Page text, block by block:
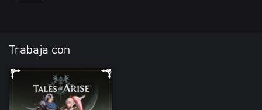
triple Estados Beligerantes (masculino).
• +300 PH
Objeto de expansión de sistema que otorga +300 PH a todo tu
grupo tras canjearlo de la lista de DLC no canjeado del juego.
Trabaja con